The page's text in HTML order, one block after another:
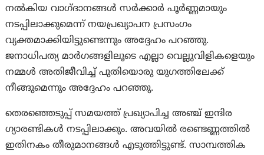
നൽകിയ വാഗ്ദാനങ്ങൾ സർക്കാർ പൂർണ്ണമായും
നടപ്പിലാക്കുമെന്ന് നയപ്രഖ്യാപന പ്രസംഗം
വ്യക്തമാക്കിയിട്ടുണ്ടെന്നും അദ്ദേഹം പറഞ്ഞു.
ജനാധിപത്യ മാർഗങ്ങളിലൂടെ എല്ലാ വെല്ലുവിളികളെയും
നമ്മൾ അതിജീവിച്ച് പുതിയൊരു യുഗത്തിലേക്ക്
നീങ്ങുമെന്നും അദ്ദേഹം പറഞ്ഞു.
തെരഞ്ഞെടുപ്പ് സമയത്ത് പ്രഖ്യാപിച്ച അഞ്ച് ഇന്ദിര
ഗ്യാരണ്ടികൾ നടപ്പിലാക്കും. അവയിൽ രണ്ടെണ്ണത്തിൽ
ഇതിനകം തീരുമാനങ്ങൾ എടുത്തിട്ടുണ്ട്. സാമ്പത്തിക